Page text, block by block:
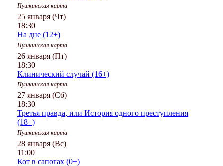
Пушкинская карта
25 января (Чт)
18:30
На дне (12+)
Пушкинская карта
26 января (Пт)
18:30
Клинический случай (16+)
Пушкинская карта
27 января (Сб)
18:30
Третья правда, или История одного преступления
(18+)
Пушкинская карта
28 января (Вс)
11:00
Кот в сапогах (0+)